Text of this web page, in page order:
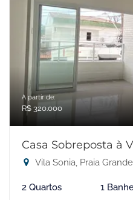
A partir de:
R$ 320.000
Casa Sobreposta à
Vila Sonia, Praia
2 Quartos 1